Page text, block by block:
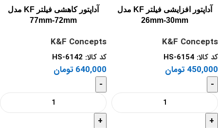
آداپتور افزایشی فیلتر KF مدل
26mm-30mm
K&F Concepts
کد کالا: HS-6154
450,000 تومان
-
+
آداپتور کاهشی فیلتر KF مدل
77mm-72mm
K&F Concepts
کد کالا: HS-6142
640,000 تومان
-
+